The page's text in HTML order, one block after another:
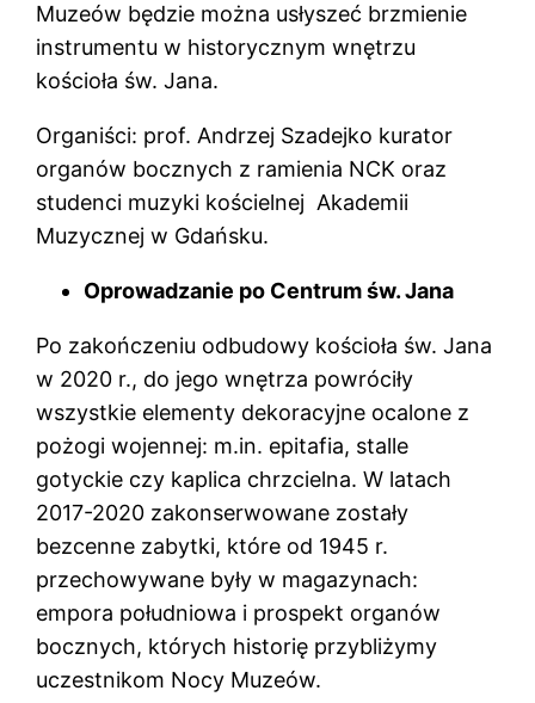
Muzeów będzie można usłyszeć brzmienie
instrumentu w historycznym wnętrzu
kościoła św. Jana.
Organiści: prof. Andrzej Szadejko kurator
organów bocznych z ramienia NCK oraz
studenci muzyki kościelnej Akademii
Muzycznej w Gdańsku.
Oprowadzanie po Centrum św. Jana
Po zakończeniu odbudowy kościoła św. Jana
w 2020 r., do jego wnętrza powróciły
wszystkie elementy dekoracyjne ocalone z
pożogi wojennej: m.in. epitafia, stalle
gotyckie czy kaplica chrzcielna. W latach
2017-2020 zakonserwowane zostały
bezcenne zabytki, które od 1945 r.
przechowywane były w magazynach:
empora południowa i prospekt organów
bocznych, których historię przybliżymy
uczestnikom Nocy Muzeów.